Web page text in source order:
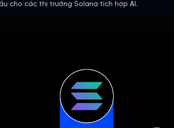
cho các thị trường Solana tích hợp AI.